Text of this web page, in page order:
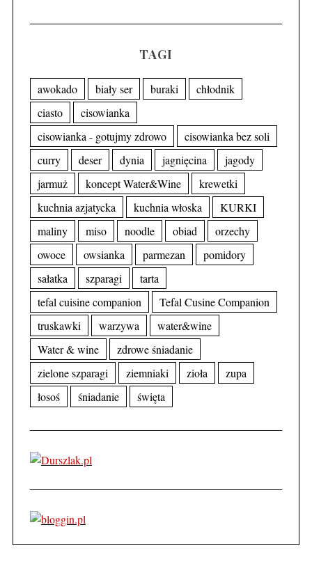
TAGI
awokado biały ser buraki
chłodnik
ciasto
cisowianka
cisowianka - gotujmy zdrowo
cisowianka bez soli
curry
deser dynia jagnięcina
jagody
jarmuż
koncept Water&Wine
krewetki
kuchnia azjatycka
kuchnia włoska
KURKI
maliny
miso noodle obiad
orzechy
owoce
owsianka parmezan
pomidory
sałatka
szparagi
tarta
tefal cuisine companion
Tefal Cusine Companion
truskawki
warzywa
water&wine
Water & wine
zdrowe śniadanie
zielone szparagi
ziemniaki zioła
zupa
łosoś
śniadanie święta